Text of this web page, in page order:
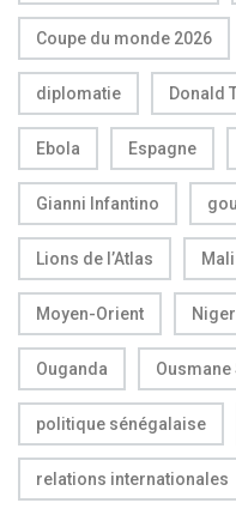
Coupe du monde 2026
diplomatie Donald
Ebola Espagne
Gianni Infantino
Lions de l’Atlas Mali
Moyen-Orient
Ouganda Ousmane
politique sénégalaise
relations internationales